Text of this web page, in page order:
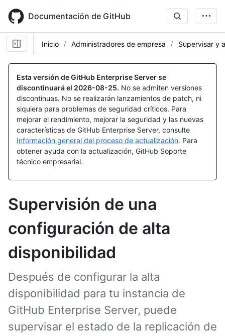
main
content
Documentación de GitHub
Inicio Administradores de empresa Supervisar y
Esta versión de GitHub Enterprise Server se
discontinuará el 2026-08-25. No se admiten versiones
discontinuas. No se realizarán lanzamientos de patch, ni
siquiera para problemas de seguridad críticos. Para
mejorar el rendimiento, mejorar la seguridad y las nuevas
características de GitHub Enterprise Server, consulte
Información general del proceso de actualización. Para
obtener ayuda con la actualización, GitHub Soporte
técnico empresarial.
Supervisión de una
configuración de alta
disponibilidad
Después de configurar la alta
disponibilidad para tu instancia de
GitHub Enterprise Server, puede
supervisar el estado de la replicación de